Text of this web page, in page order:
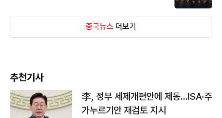
중국뉴스 더보기
추천기사
李, 정부 세제개편안에 제동…ISA·주
가누르기안 재검토 지시